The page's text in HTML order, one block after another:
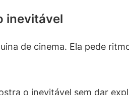
inevitável
de cinema. Ela pede
o inevitável sem dar